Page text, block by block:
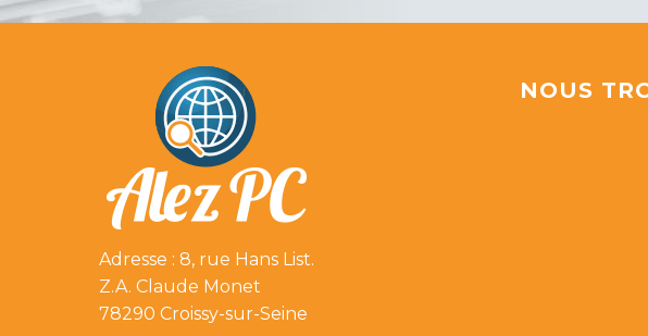
Adresse : 8, rue Hans List.
Z.A. Claude Monet
78290 Croissy-sur-Seine
NOUS